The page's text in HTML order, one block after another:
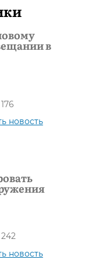
в
176
новость
242
новость